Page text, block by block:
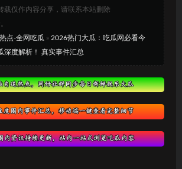
载仅作内容分享，请联系本站删除
点-全网吃瓜 » 2026热门大瓜：吃瓜网必看今
深度解析！ 真实事件汇总